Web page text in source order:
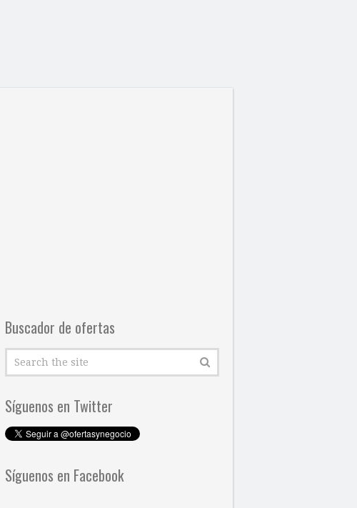
Buscador de ofertas
Síguenos en Twitter
Síguenos en Facebook